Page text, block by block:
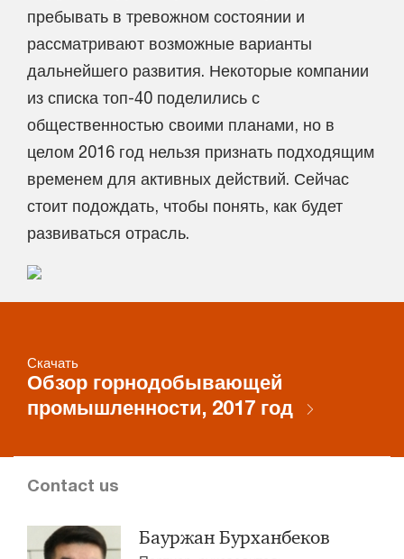
пребывать в тревожном состоянии и
рассматривают возможные варианты
дальнейшего развития. Некоторые компании
из списка топ-40 поделились с
общественностью своими планами, но в
целом 2016 год нельзя признать подходящим
временем для активных действий. Сейчас
стоит подождать, чтобы понять, как будет
развиваться отрасль.
Скачать
Обзор горнодобывающей
промышленности, 2017 год
Contact us
Бауржан Бурханбеков